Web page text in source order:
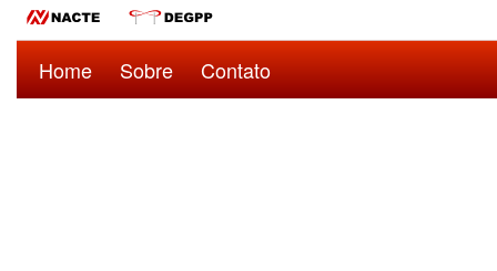
Home Sobre Contato